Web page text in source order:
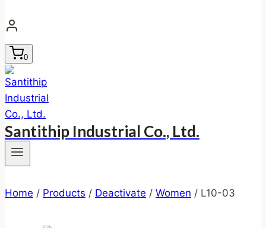
0
Santithip Industrial Co., Ltd.
Home / Products / Deactivate / Women / L10-03